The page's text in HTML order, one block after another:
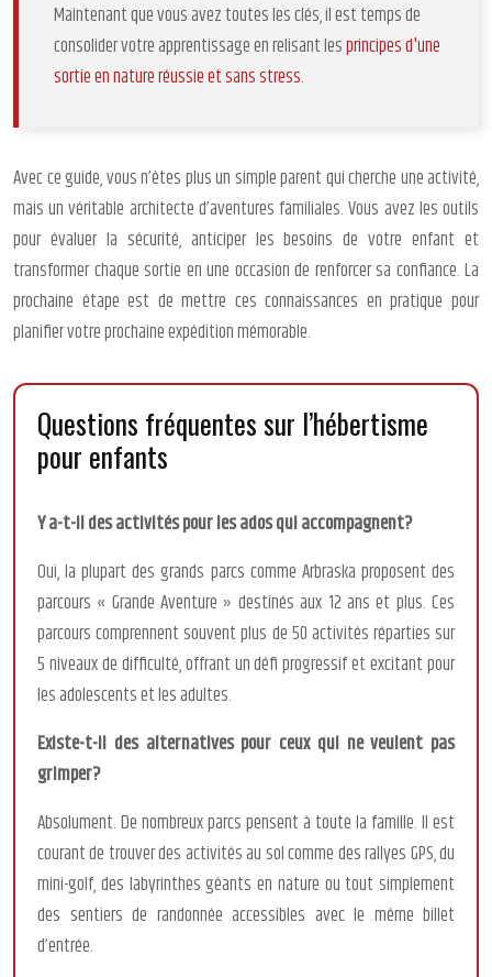
Maintenant que vous avez toutes les clés, il est temps de
consolider votre apprentissage en relisant lesprincipes d'une
sortie en nature réussie et sans stress.
Avec ce guide, vous n’êtes plus un simple parent qui cherche une activité,
mais un véritable architecte d’aventures familiales. Vous avez les outils
pour évaluer la sécurité, anticiper les besoins de votre enfant et
transformer chaque sortie en une occasion de renforcer sa confiance. La
prochaine étape est de mettre ces connaissances en pratique pour
planifier votre prochaine expédition mémorable.
Questions fréquentes sur l’hébertisme
pour enfants
Y a-t-il des activités pour les ados qui accompagnent?
Oui, la plupart des grands parcs comme Arbraska proposent des
parcours « Grande Aventure » destinés aux 12 ans et plus. Ces
parcours comprennent souvent plus de 50 activités réparties sur
5 niveaux de difficulté, offrant un défi progressif et excitant pour
les adolescents et les adultes.
Existe-t-il des alternatives pour ceux qui ne veulent pas
grimper?
Absolument. De nombreux parcs pensent à toute la famille. Il est
courant de trouver des activités au sol comme des rallyes GPS, du
mini-golf, des labyrinthes géants en nature ou tout simplement
des sentiers de randonnée accessibles avec le même billet
d’entrée.